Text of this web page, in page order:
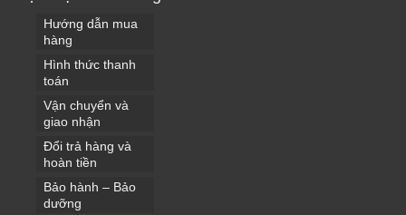
Hướng dẫn mua
hàng
Hình thức thanh
toán
Vận chuyển và
giao nhận
Đổi trả hàng và
hoàn tiền
Bảo hành – Bảo
dưỡng